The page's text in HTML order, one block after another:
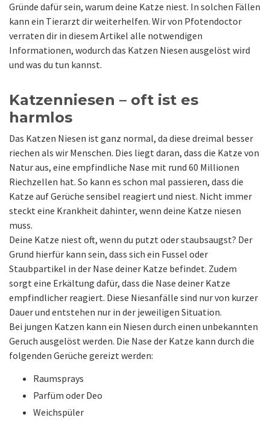
Gründe dafür sein, warum deine Katze niest. In solchen Fällen
kann ein Tierarzt dir weiterhelfen. Wir von Pfotendoctor
verraten dir in diesem Artikel alle notwendigen
Informationen, wodurch das Katzen Niesen ausgelöst wird
und was du tun kannst.
Katzenniesen – oft ist es
harmlos
Das Katzen Niesen ist ganz normal, da diese dreimal besser
riechen als wir Menschen. Dies liegt daran, dass die Katze von
Natur aus, eine empfindliche Nase mit rund 60 Millionen
Riechzellen hat. So kann es schon mal passieren, dass die
Katze auf Gerüche sensibel reagiert und niest. Nicht immer
steckt eine Krankheit dahinter, wenn deine Katze niesen
muss.
Deine Katze niest oft, wenn du putzt oder staubsaugst? Der
Grund hierfür kann sein, dass sich ein Fussel oder
Staubpartikel in der Nase deiner Katze befindet. Zudem
sorgt eine Erkältung dafür, dass die Nase deiner Katze
empfindlicher reagiert. Diese Niesanfälle sind nur von kurzer
Dauer und entstehen nur in der jeweiligen Situation.
Bei jungen Katzen kann ein Niesen durch einen unbekannten
Geruch ausgelöst werden. Die Nase der Katze kann durch die
folgenden Gerüche gereizt werden:
Raumsprays
Parfüm oder Deo
Weichspüler